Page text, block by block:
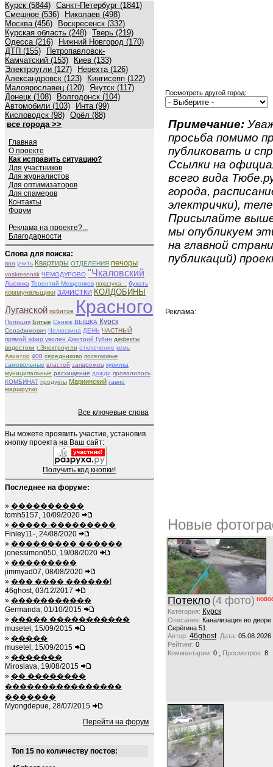
Курск (5844) Санкт-Петербург (1841)
Смешное (536)
Николаев (498)
Москва (456)
Воскресенск (332)
Курская область (248) Тверь (219)
Одесса (216)
Нижний Новгород (170)
ДТП (155)
Петропавловск-
Камчатский (153)
Киев (133)
Электроугли (127)
Нерехта (126)
Александровск (123)
Кингисепп (122)
Малоярославец (120) Якутск (117)
Донецк (108)
Волгодонск (104)
Автомобили (103)
Инта (99)
Кисловодск (98) Орёл (88)
все города >>
Главная
О проекте
Как исправить ситуацию?
Для участников
Для журналистов
Для оптимизаторов
Для спамеров
Контакты
Форум
Реклама на проекте?...
Благодарности
Слова для поиска:
вон учить Квартиры ОТДЕЛЕНИЯ печоры
voskresensk ЧЕМОДУРОВО "Чкаловский
Лысянка Терентий Мещеряков показуха... бухать
коммунальщики ЗАЧИСТКИ КОЛДОБИНЫ
Луганской побитое Красного
Полиция Битые Сенеж ВЫШКА Курск
Серафимович Челюскина ДЕНЬ ЧАСТНЫЙ
прямой эфир уволен Дмитрий Губин дефекты
водостоки г.Электроугли отключение кемь
Авиатор 400 середниково поселковые
самовольные властей запарожец курилка
муниципальные расхищение дожди провалилось
КОМБИНАТ продукты Мариинский гавно
маршрутки
Все ключевые слова
Вы можете проявить участие, установив
кнопку проекта на Ваш сайт:
Получить код кнопки!
Последнее на форуме:
» ����������
tomh5157, 10/09/2020
» �����-���������
Finley11-, 24/08/2020
» ��������� ������
jonessimon050, 19/08/2020
» ���������
jimmyad07, 08/08/2020
» ��� ���� ������!
46ghost, 03/12/2017
» �����������
Germanda, 01/10/2015
» ����� �����������
musetel, 15/09/2015
» �����
musetel, 15/09/2015
» �������
Miroslava, 19/08/2015
» �� ��������
����������������
�������
Myongdepue, 28/07/2015
Перейти на форум
Топ 15 по количеству постов:
Посмотреть другой город:
Примечание:
просьба помимо
публиковать и
Ссылки на
всего вида
города,
электрички),
Присылайте
мы опубликуем
на главной
публикаций)
Реклама:
Новые
Потекло (4 фото)
Категория: Курск
Описание: Канализация во
Серёгина 51.
Автор: 46ghost Дата: 05.08.2026
Рейтинг: 0
Комментарии: 0 , Просмотров: 8